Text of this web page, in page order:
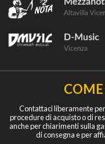
Contattaci liberamente
procedure di acquisto o di
anche per chiarimenti sulla
di consegna e per